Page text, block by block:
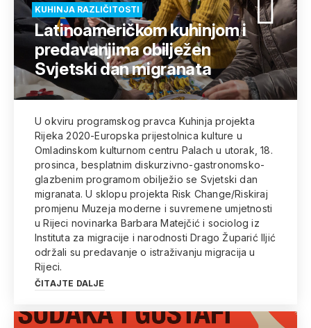
KUHINJA RAZLIČITOSTI
Latinoameričkom kuhinjom i
predavanjima obilježen
Svjetski dan migranata
U okviru programskog pravca Kuhinja projekta
Rijeka 2020-Europska prijestolnica kulture u
Omladinskom kulturnom centru Palach u utorak, 18.
prosinca, besplatnim diskurzivno-gastronomsko-
glazbenim programom obilježio se Svjetski dan
migranata. U sklopu projekta Risk Change/Riskiraj
promjenu Muzeja moderne i suvremene umjetnosti
u Rijeci novinarka Barbara Matejčić i sociolog iz
Instituta za migracije i narodnosti Drago Župarić Iljić
održali su predavanje o istraživanju migracija u
Rijeci.
ČITAJTE DALJE